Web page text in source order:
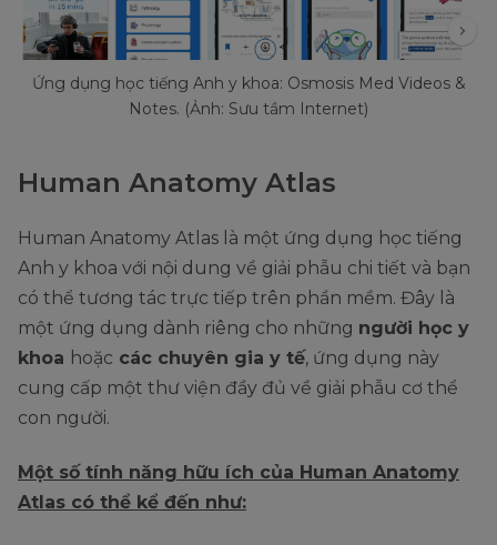
Ứng dụng học tiếng Anh y khoa: Osmosis Med Videos &
Notes. (Ảnh: Sưu tầm Internet)
Human Anatomy Atlas
Human Anatomy Atlas là một ứng dụng học tiếng
Anh y khoa với nội dung về giải phẫu chi tiết và bạn
có thể tương tác trực tiếp trên phần mềm. Đây là
một ứng dụng dành riêng cho những người học y
khoa hoặc các chuyên gia y tế, ứng dụng này
cung cấp một thư viện đầy đủ về giải phẫu cơ thể
con người.
Một số tính năng hữu ích của Human Anatomy
Atlas có thể kể đến như: